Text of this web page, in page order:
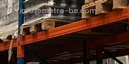
info@metro-be.com